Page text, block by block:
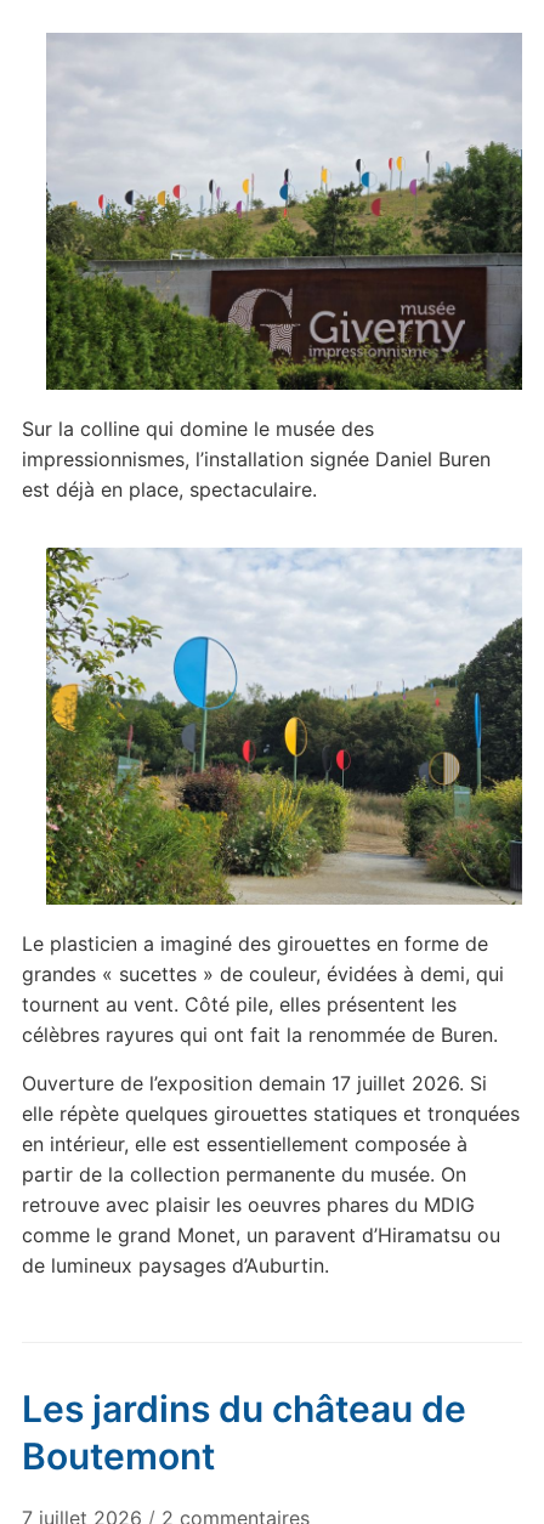
Sur la colline qui domine le musée des
impressionnismes, l’installation signée Daniel Buren
est déjà en place, spectaculaire.
Le plasticien a imaginé des girouettes en forme de
grandes « sucettes » de couleur, évidées à demi, qui
tournent au vent. Côté pile, elles présentent les
célèbres rayures qui ont fait la renommée de Buren.
Ouverture de l’exposition demain 17 juillet 2026. Si
elle répète quelques girouettes statiques et tronquées
en intérieur, elle est essentiellement composée à
partir de la collection permanente du musée. On
retrouve avec plaisir les oeuvres phares du MDIG
comme le grand Monet, un paravent d’Hiramatsu ou
de lumineux paysages d’Auburtin.
Les jardins du château de
Boutemont
7 juillet 2026 / 2 commentairessur